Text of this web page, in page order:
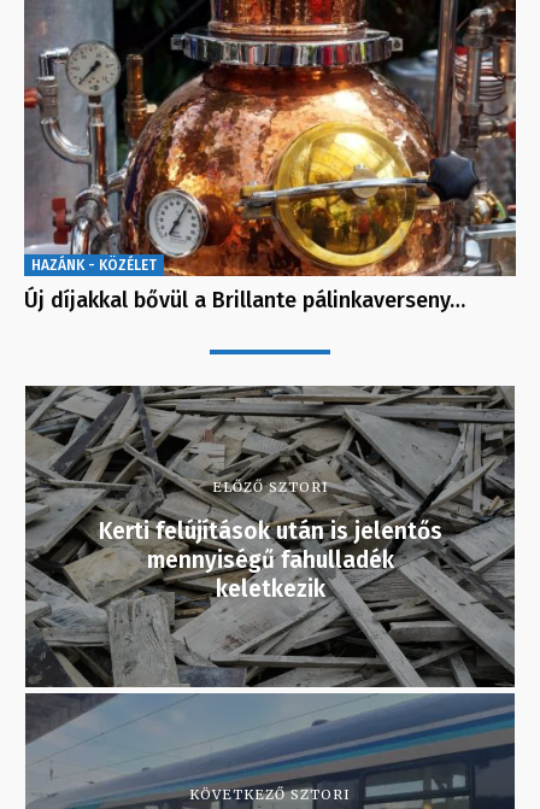
HAZÁNK - KÖZÉLET
Új díjakkal bővül a Brillante pálinkaverseny…
ELŐZŐ SZTORI
Kerti felújítások után is jelentős
mennyiségű fahulladék
keletkezik
KÖVETKEZŐ SZTORI